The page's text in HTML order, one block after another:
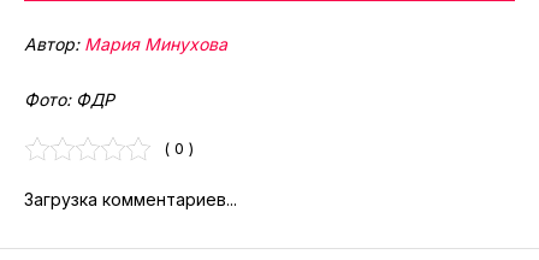
Автор: Мария Минухова
Фото: ФДР
( 0 )
Загрузка комментариев...